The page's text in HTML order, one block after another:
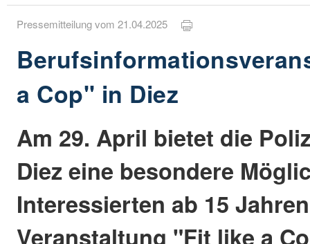
Pressemitteilung vom 21.04.2025
a Cop" in Diez
Am 29. April bietet die
Diez eine besondere
Interessierten ab 15
Veranstaltung "Fit like a